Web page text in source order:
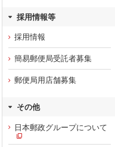
採用情報等
採用情報
簡易郵便局受託者募集
郵便局用店舗募集
その他
日本郵政グループについて